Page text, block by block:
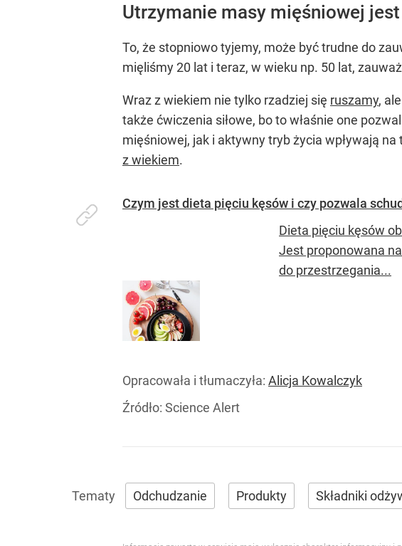
Utrzymanie masy mięśniowej
To, że stopniowo tyjemy, może być trudne do
mięliśmy 20 lat i teraz, w wieku np. 50 lat,
Wraz z wiekiem nie tylko rzadziej się ruszamy,
także ćwiczenia siłowe, bo to właśnie one
mięśniowej, jak i aktywny tryb życia wpływają
z wiekiem.
Czym jest dieta pięciu kęsów i czy pozwala
Dieta pięciu kęsów
Jest proponowana
do przestrzegania...
Opracowała i tłumaczyła: Alicja Kowalczyk
Źródło: Science Alert
Odchudzanie Produkty Składniki